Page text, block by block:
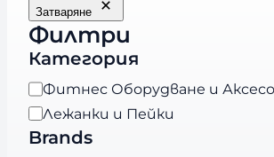
Затваряне
Филтри
Категория
К
а
т
Фитнес Оборудване и
Лежанки и Пейки
Brands